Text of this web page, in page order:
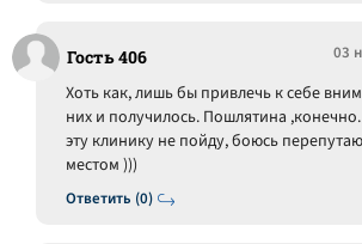
Гость 406 03
Ответить (0)
Хоть как, лишь бы привлечь к себе
них и получилось. Пошлятина
эту клинику не пойду, боюсь
местом )))